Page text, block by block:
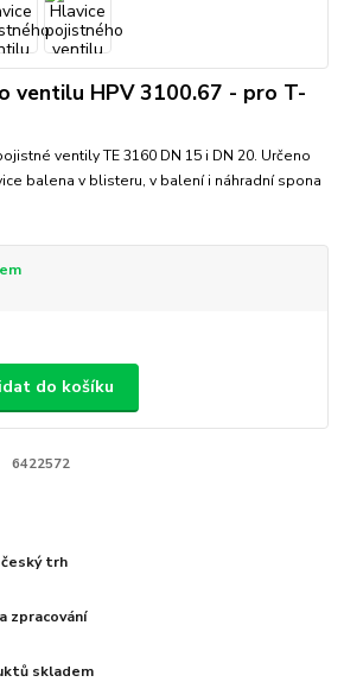
ventilu HPV 3100.67 - pro T-
ventily TE 3160 DN 15 i DN 20. Určeno
balena v blisteru, v balení i náhradní spona
do košíku
6422572
trh
zpracování
skladem